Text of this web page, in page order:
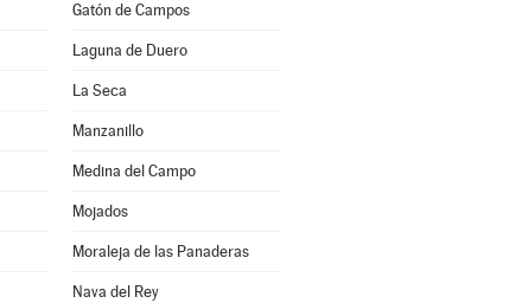
Gatón de Campos
Laguna de Duero
La Seca
Manzanillo
Medina del Campo
Mojados
Moraleja de las Panaderas
Nava del Rey